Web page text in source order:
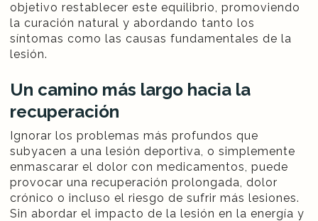
objetivo restablecer este equilibrio, promoviendo
la curación natural y abordando tanto los
síntomas como las causas fundamentales de la
lesión.
Un camino más largo hacia la
recuperación
Ignorar los problemas más profundos que
subyacen a una lesión deportiva, o simplemente
enmascarar el dolor con medicamentos, puede
provocar una recuperación prolongada, dolor
crónico o incluso el riesgo de sufrir más lesiones.
Sin abordar el impacto de la lesión en la energía y